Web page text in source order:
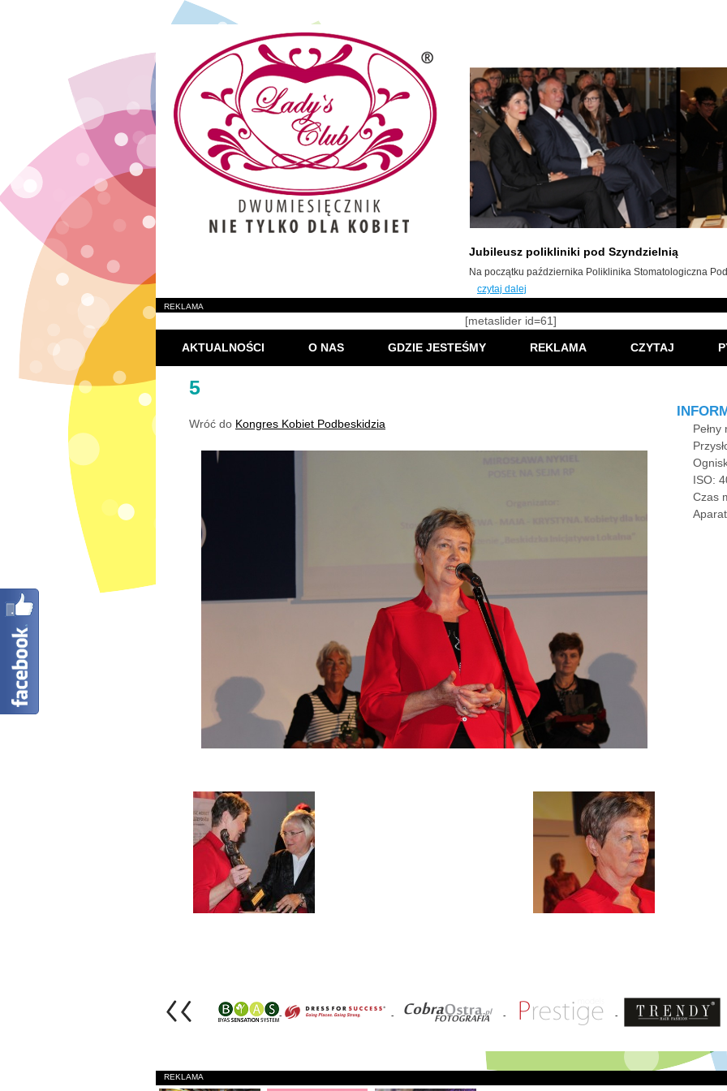
Jubileusz polikliniki pod Szyndzielnią
Na początku października Poliklinika Stomatologiczna
czytaj dalej
REKLAMA
[metaslider id=61]
AKTUALNOŚCI O NAS GDZIE JESTEŚMY REKLAMA CZYTAJ
5
Wróć do Kongres Kobiet Podbeskidzia
ISO:
Czas
REKLAMA